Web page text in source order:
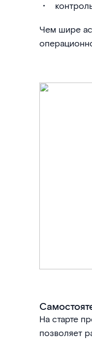
Чем шире
На старте
позволяет